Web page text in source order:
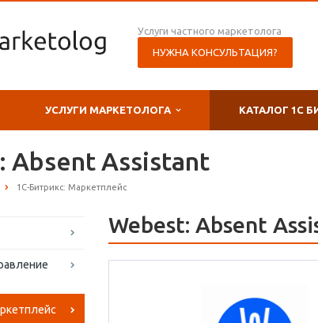
Услуги частного маркетолога
НУЖНА КОНСУЛЬТАЦИЯ?
УСЛУГИ МАРКЕТОЛОГА КАТАЛОГ 1С
Absent Assistant
1С-Битрикс: Маркетплейс
Webest: Absent